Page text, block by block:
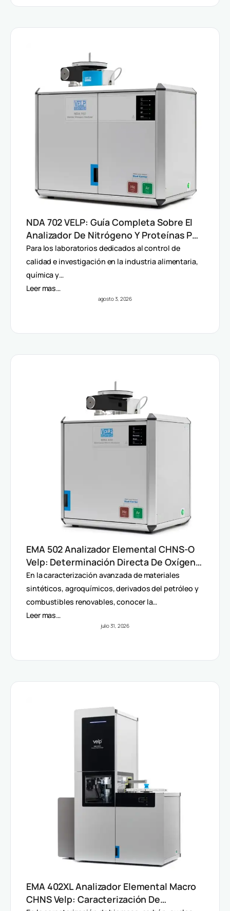
NDA 702 VELP: Guía Completa Sobre El
Analizador De Nitrógeno Y Proteínas Por
Método Dumas
Para los laboratorios dedicados al control de
calidad e investigación en la industria alimentaria,
química y…
Leer mas…
agosto 3, 2026
EMA 502 Analizador Elemental CHNS-O
Velp: Determinación Directa De Oxígeno
Y Análisis Multiparámetro
En la caracterización avanzada de materiales
sintéticos, agroquímicos, derivados del petróleo y
combustibles renovables, conocer la…
Leer mas…
julio 31, 2026
EMA 402XL Analizador Elemental Macro
CHNS Velp: Caracterización De